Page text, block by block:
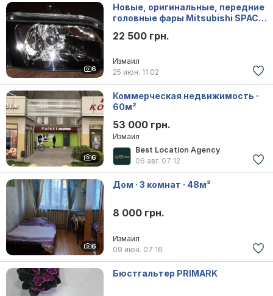
6
Новые, оригинальные, передние
головные фары Mitsubishi SPACE
22 500 грн.
Измаил
25 июн. 11:02
6
Коммерческая недвижимость ·
60м²
53 000 грн.
Измаил
Best Location Agency
06 авг. 07:12
6
Дом · 3 комнат · 48м²
8 000 грн.
Измаил
09 июн. 07:16
Бюстгальтер PRIMARK